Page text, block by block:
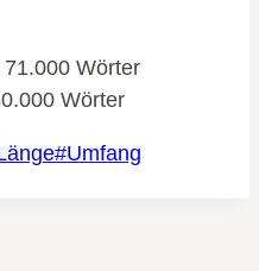
71.000 Wörter
Wörter
#Umfang